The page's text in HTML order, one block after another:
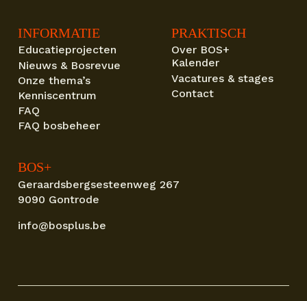
INFORMATIE
Educatieprojecten
Nieuws & Bosrevue
Onze thema’s
Kenniscentrum
FAQ
FAQ bosbeheer
PRAKTISCH
Over BOS+
Kalender
Vacatures & stages
Contact
BOS+
Geraardsbergsesteenweg 267
9090 Gontrode
info@bosplus.be